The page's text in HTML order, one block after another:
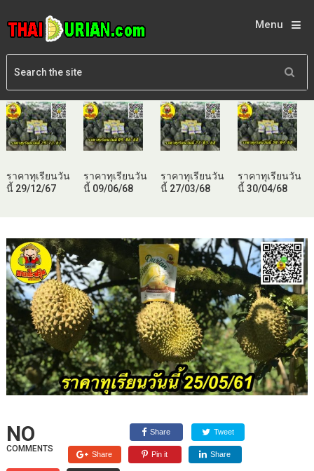
Menu
ราคาทุเรียนวัน
นี้ 29/12/67
ราคาทุเรียนวัน
นี้ 09/06/68
ราคาทุเรียนวัน
นี้ 27/03/68
ราคาทุเรียนวัน
นี้ 30/04/68
NO
COMMENTS
Share Tweet
Share Pin it Share